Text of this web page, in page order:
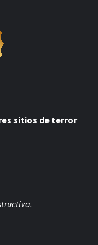
sitios de terror